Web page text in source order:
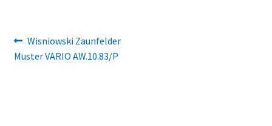
Beitragsnavigation
Vorheriger
Beitrag:
Wisniowski Zaunfelder
Muster VARIO AW.10.83/P